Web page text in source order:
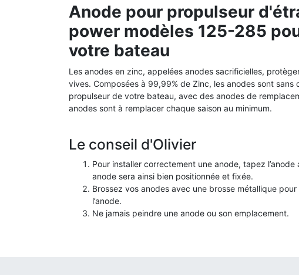
Anode pour propulseur
power modèles 125-285
votre bateau
Les anodes en zinc, appelées anodes sacrificielles,
vives. Composées à 99,99% de Zinc, les anodes sont
propulseur de votre bateau, avec des anodes de
anodes sont à remplacer chaque saison au minimum.
Le conseil d'Olivier
Pour installer correctement une anode, tapez
anode sera ainsi bien positionnée et fixée.
Brossez vos anodes avec une brosse métallique
l’anode.
Ne jamais peindre une anode ou son emplacement.